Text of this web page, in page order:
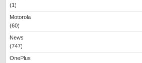
(1)
Motorola
(60)
News
(747)
OnePlus